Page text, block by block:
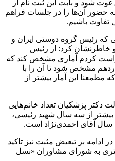
شود و بابت این ثبت نام از
حضور آن‌ها را در جلسات فراهم
تفاوت باشیم.
که رئیس گروه دوستی ایران و
خاطرنشان کرد: از رئیس
کردم آماری مشخص کند که
مشخص شود تا آن را با
مطمعنا این آمار بیشتر از
دکتر پزشکیان تعداد خانم‌هایی
بیشتر از سه سال شهید رئیسی،
آقای احمدی‌نژاد است.
بر تبعیض مثبت نیز تاکید
به شورای مشاوران «نسل